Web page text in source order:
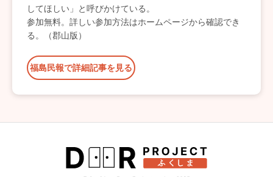
してほしい」と呼びかけている。
参加無料。詳しい参加方法はホームページから確認でき
る。（郡山版）
福島民報で詳細記事を見る